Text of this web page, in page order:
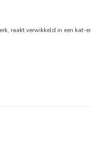
raakt verwikkeld in een